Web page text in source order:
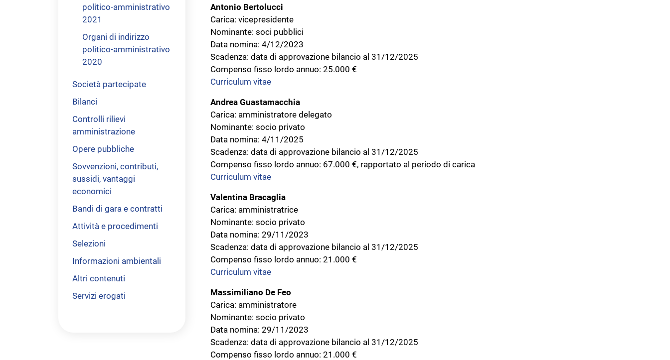
Antonio Bertolucci
Carica: vicepresidente
Nominante: soci pubblici
Data nomina: 4/12/2023
Scadenza: data di approvazione bilancio al 31/12/2025
Compenso fisso lordo annuo: 25.000 €
Curriculum vitae
Andrea Guastamacchia
Carica: amministratore delegato
Nominante: socio privato
Data nomina: 4/11/2025
Scadenza: data di approvazione bilancio al 31/12/2025
Compenso fisso lordo annuo: 67.000 €, rapportato al periodo di carica
Curriculum vitae
Valentina Bracaglia
Carica: amministratrice
Nominante: socio privato
Data nomina: 29/11/2023
Scadenza: data di approvazione bilancio al 31/12/2025
Compenso fisso lordo annuo: 21.000 €
Curriculum vitae
Massimiliano De Feo
Carica: amministratore
Nominante: socio privato
Data nomina: 29/11/2023
Scadenza: data di approvazione bilancio al 31/12/2025
Compenso fisso lordo annuo: 21.000 €
politico-amministrativo
2021
Organi di indirizzo
politico-amministrativo
2020
Società partecipate
Bilanci
Controlli rilievi
amministrazione
Opere pubbliche
Sovvenzioni, contributi,
sussidi, vantaggi
economici
Bandi di gara e contratti
Attività e procedimenti
Selezioni
Informazioni ambientali
Altri contenuti
Servizi erogati